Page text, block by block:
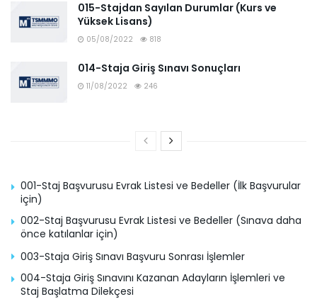
015-Stajdan Sayılan Durumlar (Kurs ve
Yüksek Lisans)
05/08/2022 818
014-Staja Giriş Sınavı Sonuçları
11/08/2022 246
001-Staj Başvurusu Evrak Listesi ve Bedeller (İlk Başvurular
için)
002-Staj Başvurusu Evrak Listesi ve Bedeller (Sınava daha
önce katılanlar için)
003-Staja Giriş Sınavı Başvuru Sonrası İşlemler
004-Staja Giriş Sınavını Kazanan Adayların İşlemleri ve
Staj Başlatma Dilekçesi